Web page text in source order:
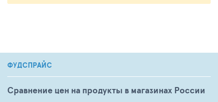
ФУДСПРАЙС
Сравнение цен на продукты в магазинах России